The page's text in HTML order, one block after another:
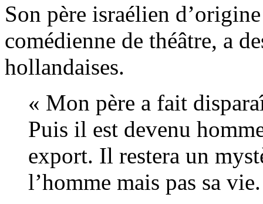
Son père israélien
comédienne de théâtre, a
hollandaises.
« Mon père a fait
Puis il est devenu
export. Il restera un
l’homme mais pas sa